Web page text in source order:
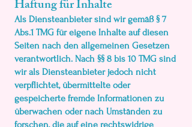
Haftung für Inhalte
Als Diensteanbieter sind wir gemäß § 7
Abs.1 TMG für eigene Inhalte auf diesen
Seiten nach den allgemeinen Gesetzen
verantwortlich. Nach §§ 8 bis 10 TMG sind
wir als Diensteanbieter jedoch nicht
verpflichtet, übermittelte oder
gespeicherte fremde Informationen zu
überwachen oder nach Umständen zu
forschen, die auf eine rechtswidrige